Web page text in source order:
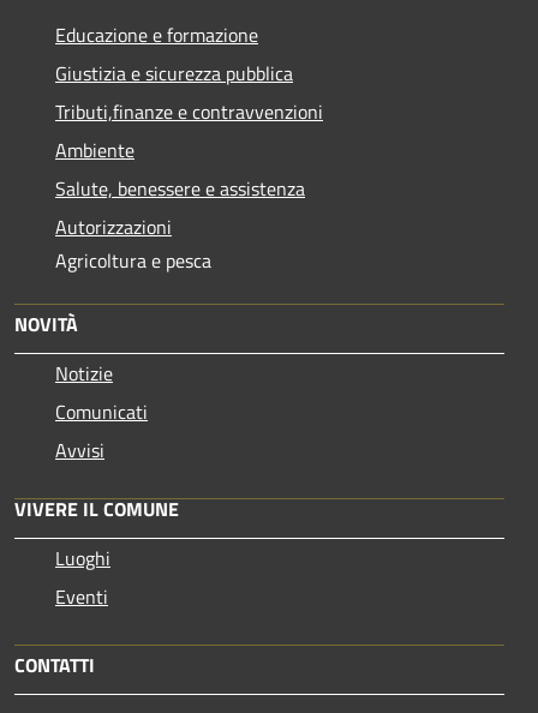
Educazione e formazione
Giustizia e sicurezza pubblica
Tributi,finanze e contravvenzioni
Ambiente
Salute, benessere e assistenza
Autorizzazioni
Agricoltura e pesca
NOVITÀ
Notizie
Comunicati
Avvisi
VIVERE IL COMUNE
Luoghi
Eventi
CONTATTI